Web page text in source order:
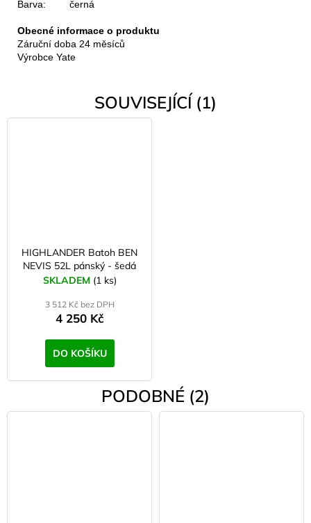
Barva:
černá
Obecné informace o produktu
Záruční doba 24 měsíců
Výrobce Yate
SOUVISEJÍCÍ (1)
HIGHLANDER Batoh BEN
NEVIS 52L pánský - šedá
SKLADEM (1 ks)
3 512 Kč bez DPH
4 250 Kč
DO KOŠÍKU
PODOBNÉ (2)